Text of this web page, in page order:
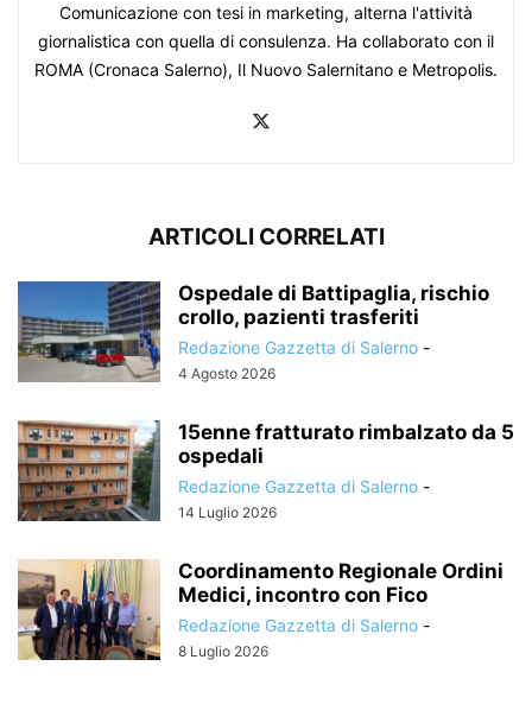
Comunicazione con tesi in marketing, alterna l'attività
giornalistica con quella di consulenza. Ha collaborato con il
ROMA (Cronaca Salerno), Il Nuovo Salernitano e Metropolis.
ARTICOLI CORRELATI
Ospedale di Battipaglia, rischio
crollo, pazienti trasferiti
Redazione Gazzetta di Salerno -
4 Agosto 2026
15enne fratturato rimbalzato da 5
ospedali
Redazione Gazzetta di Salerno -
14 Luglio 2026
Coordinamento Regionale Ordini
Medici, incontro con Fico
Redazione Gazzetta di Salerno -
8 Luglio 2026